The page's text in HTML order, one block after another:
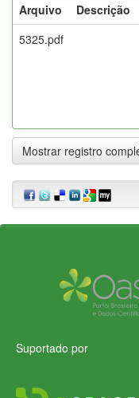
Arquivo
Descrição
5325.pdf
Mostrar registro
Suportado por